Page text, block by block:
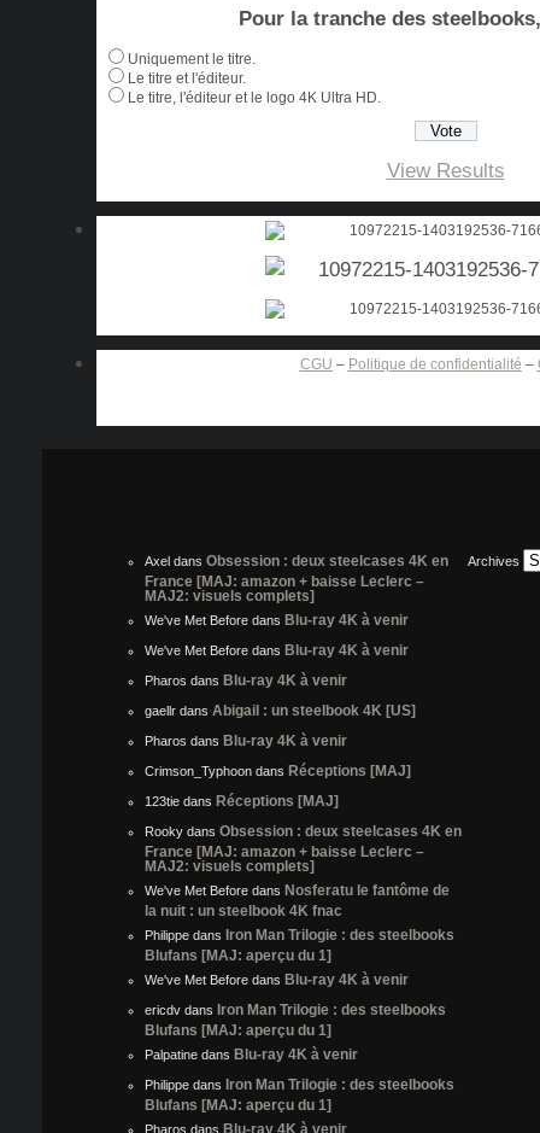
Pour la tranche des
Uniquement le titre.
Le titre et l'éditeur.
Le titre, l'éditeur et le logo 4K Ultra HD.
View Results
CGU – Politique de confidentialité –
Axel dans Obsession : deux steelcases 4K en
France [MAJ: amazon + baisse Leclerc –
MAJ2: visuels complets]
We've Met Before dans Blu-ray 4K à venir
We've Met Before dans Blu-ray 4K à venir
Pharos dans Blu-ray 4K à venir
gaellr dans Abigail : un steelbook 4K [US]
Pharos dans Blu-ray 4K à venir
Crimson_Typhoon dans Réceptions [MAJ]
123tie dans Réceptions [MAJ]
Rooky dans Obsession : deux steelcases 4K en
France [MAJ: amazon + baisse Leclerc –
MAJ2: visuels complets]
We've Met Before dans Nosferatu le fantôme de
la nuit : un steelbook 4K fnac
Philippe dans Iron Man Trilogie : des steelbooks
Blufans [MAJ: aperçu du 1]
We've Met Before dans Blu-ray 4K à venir
ericdv dans Iron Man Trilogie : des steelbooks
Blufans [MAJ: aperçu du 1]
Palpatine dans Blu-ray 4K à venir
Philippe dans Iron Man Trilogie : des steelbooks
Blufans [MAJ: aperçu du 1]
Pharos dans Blu-ray 4K à venir
Archives